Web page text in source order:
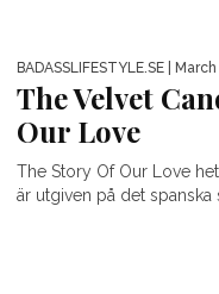
BADASSLIFESTYLE.SE |
The Velvet
Our Love
The Story Of Our Love
är utgiven på det spanska